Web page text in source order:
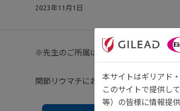
2023年11月1日
※先生のご所属は資材作成当時のご所属
関節リウマチにおける関節破壊の病態と
本サイトはギリアド
このサイトで提供し
等）の皆様に情報提